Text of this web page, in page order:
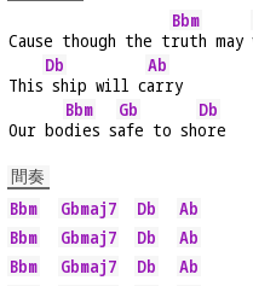
Cause though the t
Bbm
ruth may
This
Db
ship will c
Ab
arry
Our bo
Bbm
dies s
Gb
afe to sh
Db
ore
間奏
Bbm Gbmaj7 Db
Ab
Bbm
Gbmaj7 Db
Ab
Bbm
Gbmaj7 Db
Ab